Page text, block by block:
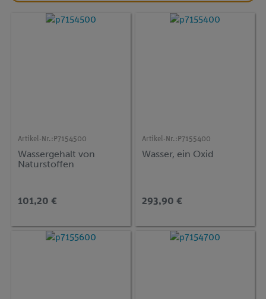
Artikel-Nr.: P7154500
Wassergehalt von
Naturstoffen
101,20 €
Artikel-Nr.: P7155400
Wasser, ein Oxid
293,90 €